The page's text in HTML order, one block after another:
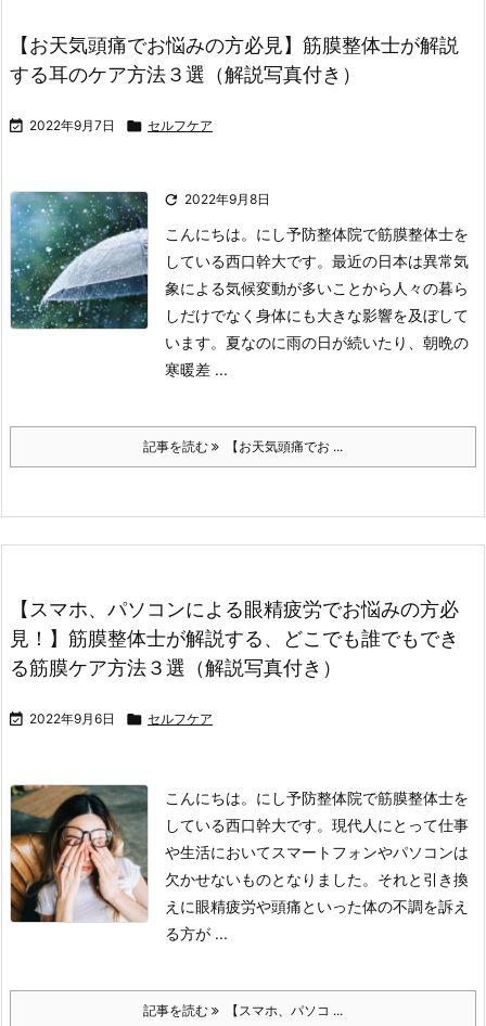
【お天気頭痛でお悩みの方必見】筋膜整体士が解説
する耳のケア方法３選（解説写真付き）
 2022年9月7日  セルフケア
 2022年9月8日
こんにちは。にし予防整体院で筋膜整体士を
している西口幹大です。 最近の日本は異常気
象による気候変動が多いことから人々の暮ら
しだけでなく身体にも大きな影響を及ぼして
います。 夏なのに雨の日が続いたり、朝晩の
寒暖差 ...
記事を読む 【お天気頭痛でお ...
【スマホ、パソコンによる眼精疲労でお悩みの方必
見！】筋膜整体士が解説する、どこでも誰でもでき
る筋膜ケア方法３選（解説写真付き）
 2022年9月6日  セルフケア
こんにちは。にし予防整体院で筋膜整体士を
している西口幹大です。 現代人にとって仕事
や生活においてスマートフォンやパソコンは
欠かせないものとなりました。 それと引き換
えに眼精疲労や頭痛といった体の不調を訴え
る方が ...
記事を読む 【スマホ、パソコ ...